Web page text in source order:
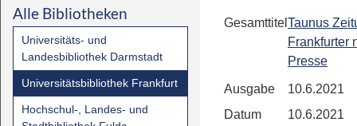
Alle Bibliotheken
Universitäts- und
Landesbibliothek Darmstadt
Universitätsbibliothek Frankfurt
Hochschul-, Landes- und
Gesamttitel Taunus
Frankfurter
Presse
Ausgabe
10.6.2021
Datum
10.6.2021